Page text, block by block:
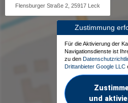
Flensburger Straße 2, 25917 Leck
Zustimmung
Für die Aktivierung der
Navigationsdienste ist
zu den
Drittanbieter Google LLC
und